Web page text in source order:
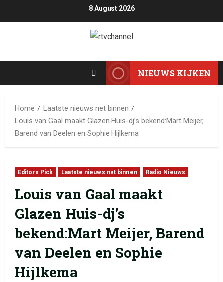
8 August 2026
NIEUWS KIJKEN
Home
Laatste nieuws net binnen
Louis van Gaal maakt Glazen Huis-dj’s bekend:Mart Meijer,
Barend van Deelen en Sophie Hijlkema
Editors Pick Laatste nieuws net binnen Radio Nieuws
Louis van Gaal maakt
Glazen Huis-dj’s
bekend:Mart Meijer, Barend
van Deelen en Sophie
Hijlkema